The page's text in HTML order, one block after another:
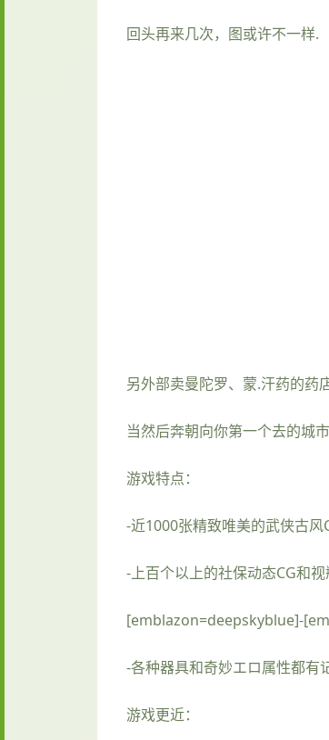
回头再来几次，图或许不一样.
另外部卖曼陀罗、蒙.汗药的药
当然后奔朝向你第一个去的城
游戏特点：
-近1000张精致唯美的武侠古风
-上百个以上的社保动态CG和
[emblazon=deepskyblue]-
-各种器具和奇妙エロ属性都有
游戏更近：